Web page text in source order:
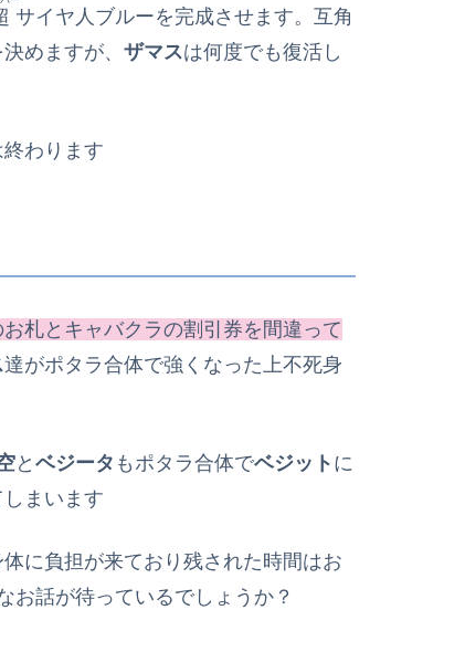
サイヤ人ブルーを完成させます。互角
めますが、 ザマスは何度でも復活し
わります
お札とキャバクラの割引券を間違って
達がポタラ合体で強くなった上不死身
と ベジータ もポタラ合体でベジット に
まいます
に負担が来ており残された時間はお
話が待っているでしょうか？